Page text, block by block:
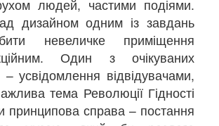
людей, частими подіями.
дизайном одним із завдань
невеличке приміщення
Один з очікуваних
– усвідомлення відвідувачами,
тема Революції Гідності
принципова справа – постання